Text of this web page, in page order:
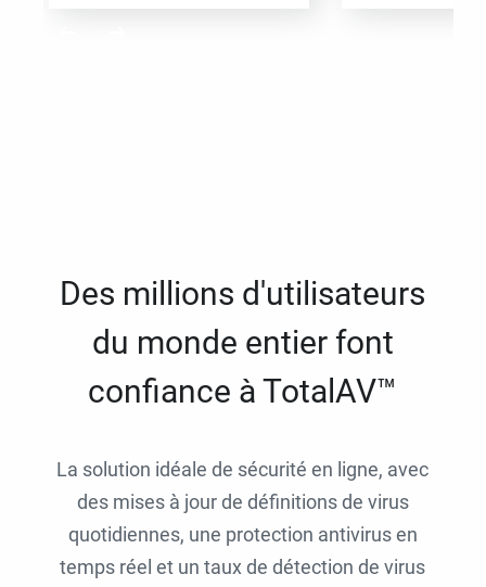
Des millions d'utilisateurs
du monde entier font
confiance à TotalAV™
La solution idéale de sécurité en ligne, avec
des mises à jour de définitions de virus
quotidiennes, une protection antivirus en
temps réel et un taux de détection de virus